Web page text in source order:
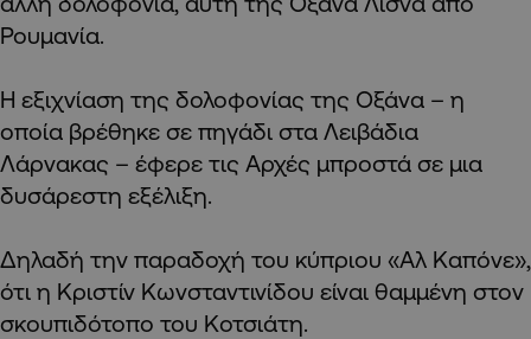
Ρουμανία.
Η εξιχνίαση της δολοφονίας της Οξάνα – η
οποία βρέθηκε σε πηγάδι στα Λειβάδια
Λάρνακας – έφερε τις Αρχές μπροστά σε μια
δυσάρεστη εξέλιξη.
Δηλαδή την παραδοχή του κύπριου «Αλ Καπόνε»,
ότι η Κριστίν Κωνσταντινίδου είναι θαμμένη στον
σκουπιδότοπο του Κοτσιάτη.